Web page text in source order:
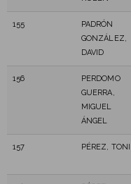
155
PADRÓN
GONZÁLEZ,
DAVID
156
PERDOMO
GUERRA,
MIGUEL
ÁNGEL
157 PÉREZ, TONI